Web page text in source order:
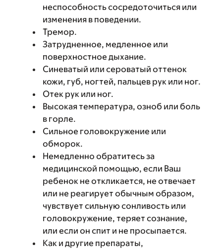
неспособность сосредоточиться или
изменения в поведении.
Тремор.
Затрудненное, медленное или
поверхностное дыхание.
Синеватый или сероватый оттенок
кожи, губ, ногтей, пальцев рук или ног.
Отек рук или ног.
Высокая температура, озноб или боль
в горле.
Сильное головокружение или
обморок.
Немедленно обратитесь за
медицинской помощью, если Ваш
ребенок не откликается, не отвечает
или не реагирует обычным образом,
чувствует сильную сонливость или
головокружение, теряет сознание,
или если он спит и не просыпается.
Как и другие препараты,